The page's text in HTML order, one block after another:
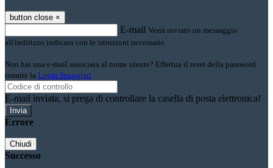
button close ×
E-mail Verrà inviato un messaggio
all'indirizzo indicato con le istruzioni necessarie.
Non hai una e-mail associata al nome utente? Effettua il reset della password
tramite la Login Spaggiari
E-mail inviata, si prega di controllare la casella di posta elettronica!
Errore
Chiudi
Successo